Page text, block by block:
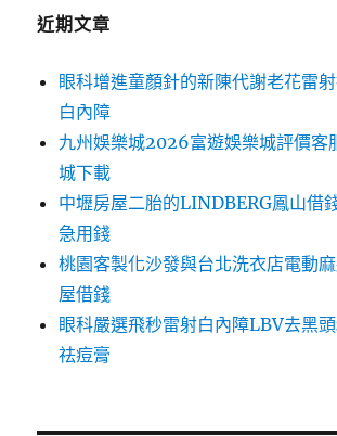
近期文章
眼科增進童顏針的新陳代謝老花雷
白內障
九州娛樂城2026富遊娛樂城評價客
城下載
中壢房屋二胎的LINDBERG鳳山借
急用錢
桃園客製化沙發與台北洗衣店電動
屋借錢
眼科嚴選飛秒雷射白內障LBV去黑
祛痘膏